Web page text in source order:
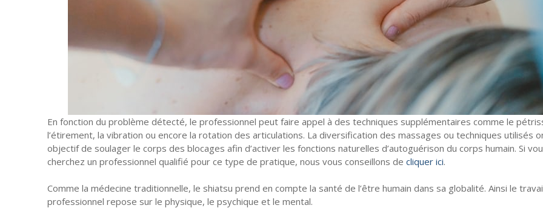
En fonction du problème détecté, le professionnel peut faire appel à des techniques supplémentaires comme le
l’étirement, la vibration ou encore la rotation des articulations. La diversification des massages ou techniques utilisés
objectif de soulager le corps des blocages afin d’activer les fonctions naturelles d’autoguérison du corps humain. Si
cherchez un professionnel qualifié pour ce type de pratique, nous vous conseillons de cliquer ici.
Comme la médecine traditionnelle, le shiatsu prend en compte la santé de l’être humain dans sa globalité. Ainsi le
professionnel repose sur le physique, le psychique et le mental.